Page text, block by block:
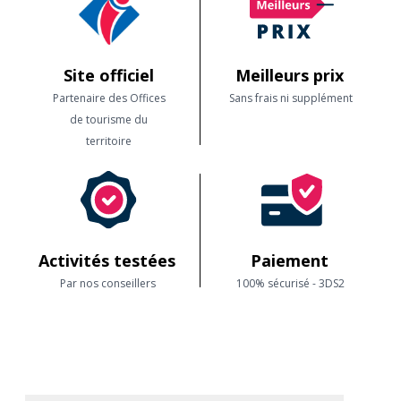
Site officiel
Partenaire des Offices
de tourisme du
territoire
Meilleurs prix
Sans frais ni supplément
Activités testées
Par nos conseillers
Paiement
100% sécurisé - 3DS2